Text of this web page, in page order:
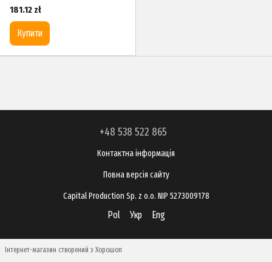
насадок TOPTUL EGAE0801
181.12 zł
Купити
+48 538 522 865
Контактна інформація
Повна версія сайту
Capital Production Sp. z o.o. NIP 5273009178
Pol Укр Eng
Інтернет-магазин створений з Хорошоп